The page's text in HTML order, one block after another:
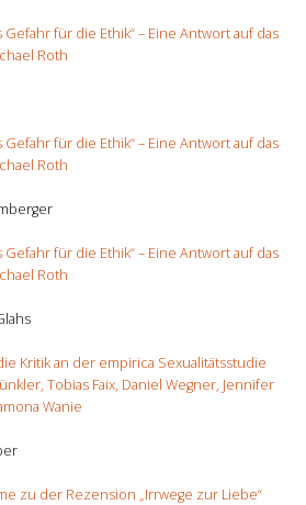
Gefahr für die Ethik“ – Eine Antwort auf das
Roth
Gefahr für die Ethik“ – Eine Antwort auf das
Roth
Gefahr für die Ethik“ – Eine Antwort auf das
Roth
Kritik an der empirica Sexualitätsstudie
Tobias Faix, Daniel Wegner, Jennifer
Wanie
zu der Rezension „Irrwege zur Liebe“